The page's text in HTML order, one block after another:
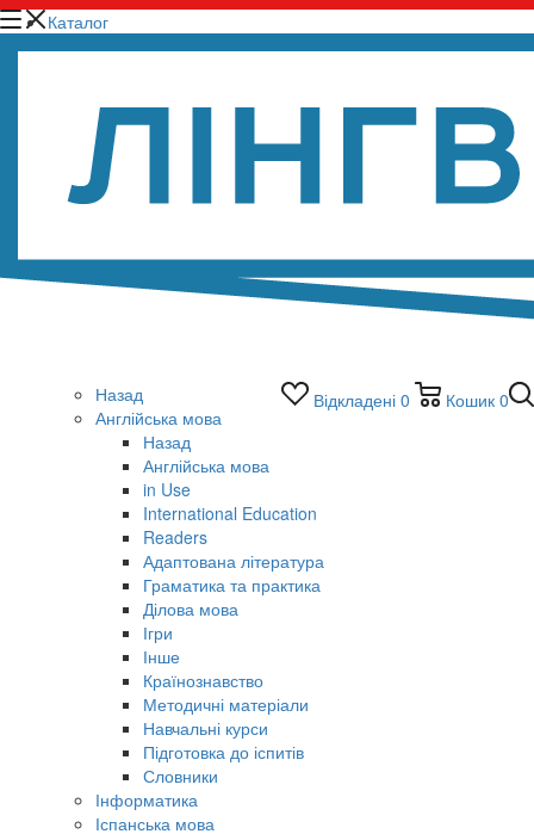
Відкладені 0 Кошик 0
Каталог
Назад
Англійська мова
Назад
Англійська мова
in Use
International Education
Readers
Адаптована література
Граматика та практика
Ділова мова
Ігри
Інше
Країнознавство
Методичні матеріали
Навчальні курси
Підготовка до іспитів
Словники
Інформатика
Іспанська мова